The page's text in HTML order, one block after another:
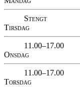
Stengt
Tirsdag
11.00–17.00
Onsdag
11.00–17.00
Torsdag